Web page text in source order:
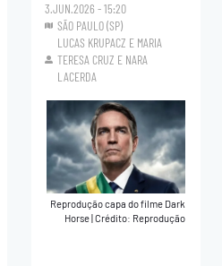
3.JUN.2026 - 15:20
SÃO PAULO (SP)
LUCAS KRUPACZ E MARIA
TERESA CRUZ E NARA
LACERDA
Reprodução capa do filme Dark
Horse|Crédito: Reprodução